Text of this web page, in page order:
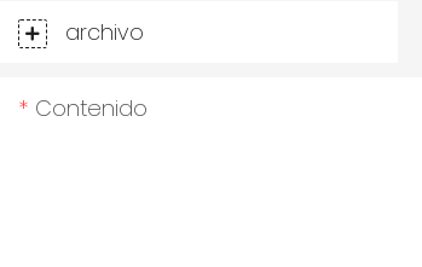
archivo
Contenido